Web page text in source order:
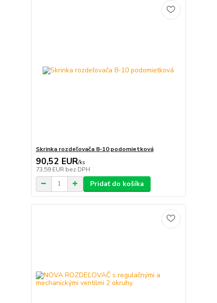
Skrinka rozdeľovača 8-10 podomietková
90,52 EUR/ks
73,59 EUR bez DPH
Pridať do košíka